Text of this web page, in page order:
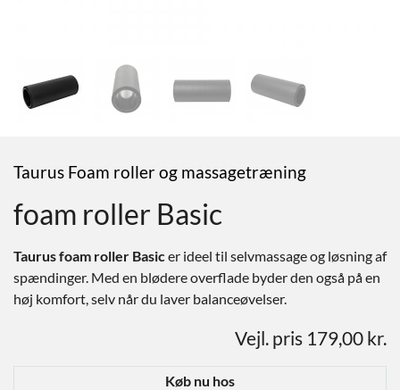
Taurus Foam roller og massagetræning
foam roller Basic
Taurus foam roller Basicer ideel til selvmassage og løsning af
spændinger. Med en blødere overflade byder den også på en
høj komfort, selv når du laver balanceøvelser.
Vejl. pris 179,00 kr.
Køb nu hos